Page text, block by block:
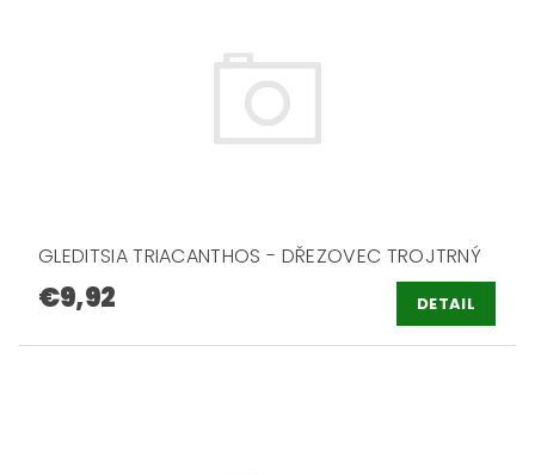
GLEDITSIA TRIACANTHOS - DŘEZOVEC TROJTRNÝ
€9,92 DETAIL